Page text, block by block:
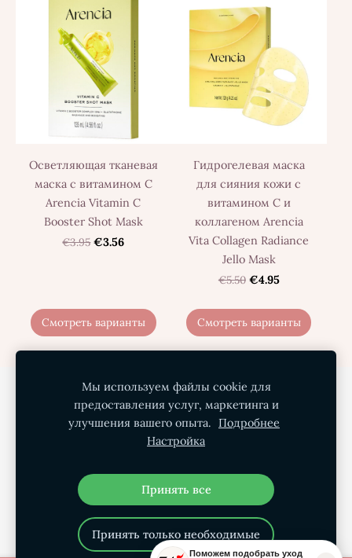
Осветляющая тканевая
маска с витамином C
Arencia Vitamin C
Booster Shot Mask
€3.95 €3.56
Смотреть варианты
Гидрогелевая маска
для сияния кожи с
витамином C и
коллагеном Arencia
Vita Collagen Radiance
Jello Mask
€5.50 €4.95
Смотреть варианты
Политика конфиденциальности
Условия покупки
Доставка
О нас
Контакты
Файлы cookie
Поможем подобрать уход
Мы используем файлы cookie для
предоставления услуг, маркетинга и
улучшения вашего опыта.
Подробнее
Настройка
Принять все
Принять только необходимые